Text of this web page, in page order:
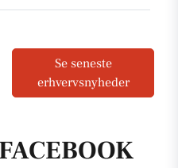
Se seneste
erhvervsnyheder